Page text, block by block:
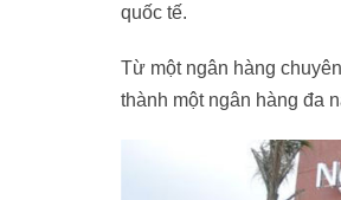
quốc tế.
Từ một ngân hàng
thành một ngân hàng đa